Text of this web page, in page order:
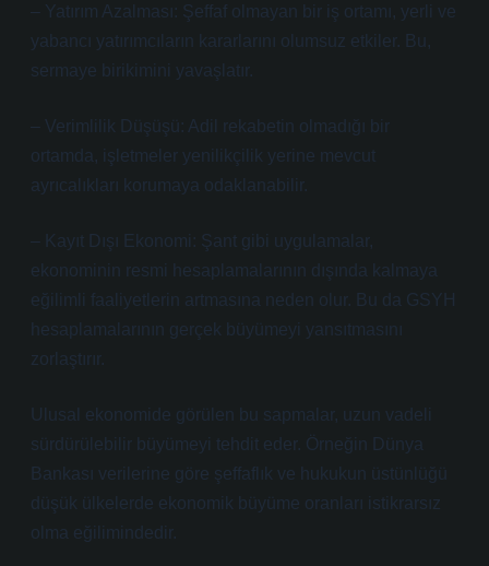
– Yatırım Azalması: Şeffaf olmayan bir iş ortamı, yerli ve
yabancı yatırımcıların kararlarını olumsuz etkiler. Bu,
sermaye birikimini yavaşlatır.
– Verimlilik Düşüşü: Adil rekabetin olmadığı bir
ortamda, işletmeler yenilikçilik yerine mevcut
ayrıcalıkları korumaya odaklanabilir.
– Kayıt Dışı Ekonomi: Şant gibi uygulamalar,
ekonominin resmi hesaplamalarının dışında kalmaya
eğilimli faaliyetlerin artmasına neden olur. Bu da GSYH
hesaplamalarının gerçek büyümeyi yansıtmasını
zorlaştırır.
Ulusal ekonomide görülen bu sapmalar, uzun vadeli
sürdürülebilir büyümeyi tehdit eder. Örneğin Dünya
Bankası verilerine göre şeffaflık ve hukukun üstünlüğü
düşük ülkelerde ekonomik büyüme oranları istikrarsız
olma eğilimindedir.